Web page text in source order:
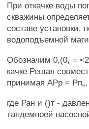
При откачке воды
скважины
составе установки,
водоподъемной
Обозначим 0,(0, =
качке Решая
принимая АРр = Рп„,
где Ран и ()т -
тандемноей